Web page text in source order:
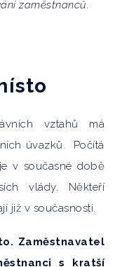
zaměstnanců
vztahů má
úvazků. Počítá
v současné době
vlády. Někteří
již v současnosti.
Zaměstnavatel
s kratší